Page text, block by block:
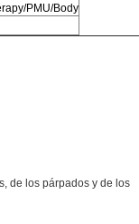
PMU/Body
de los párpados y de los